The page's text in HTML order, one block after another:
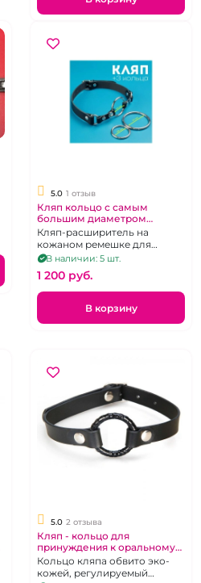
5.0 1 отзыв
Кляп кольцо с самым
большим диаметром
"ИнтимХаус" с 3 сменными
кольцами
Кляп-расширитель на
кожаном ремешке для
принуждения к оральному
сексу.
В наличии: 5 шт.
1 200 pуб.
В корзину
5.0 2 отзыва
Кляп - кольцо для
принуждения к оральному
сексу
Кольцо кляпа обвито эко-
кожей, регулируемый